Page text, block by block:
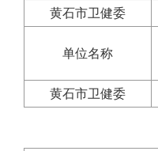
黄石市卫健委
单位名称
黄石市卫健委